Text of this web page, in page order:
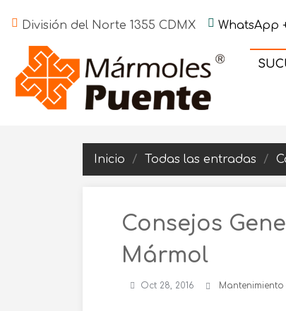
División del Norte 1355 CDMX WhatsApp
Inicio Todas las entradas
Consejos
Mármol
Oct 28, 2016